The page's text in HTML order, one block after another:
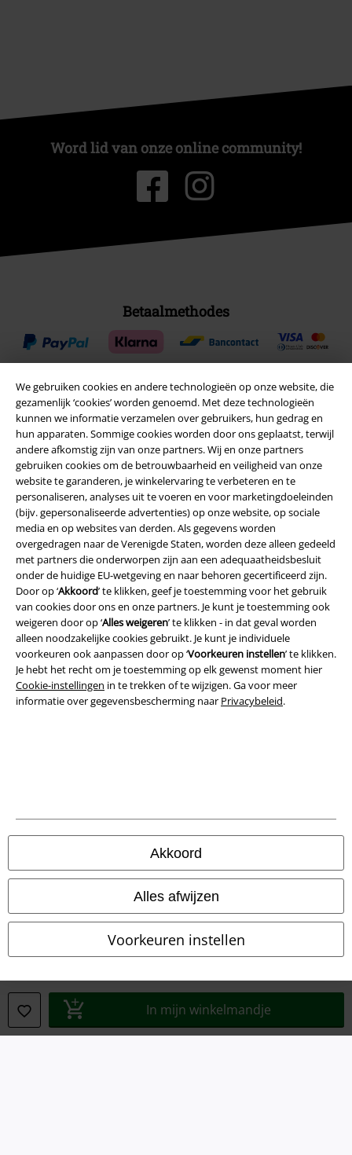
We gebruiken cookies en andere technologieën op onze website, die
gezamenlijk ‘cookies’ worden genoemd. Met deze technologieën
kunnen we informatie verzamelen over gebruikers, hun gedrag en
hun apparaten. Sommige cookies worden door ons geplaatst, terwijl
andere afkomstig zijn van onze partners. Wij en onze partners
gebruiken cookies om de betrouwbaarheid en veiligheid van onze
website te garanderen, je winkelervaring te verbeteren en te
personaliseren, analyses uit te voeren en voor marketingdoeleinden
(bijv. gepersonaliseerde advertenties) op onze website, op sociale
media en op websites van derden. Als gegevens worden
overgedragen naar de Verenigde Staten, worden deze alleen gedeeld
met partners die onderworpen zijn aan een adequaatheidsbesluit
onder de huidige EU-wetgeving en naar behoren gecertificeerd zijn.
Door op ‘Akkoord’ te klikken, geef je toestemming voor het gebruik
van cookies door ons en onze partners. Je kunt je toestemming ook
weigeren door op ‘Alles weigeren’ te klikken - in dat geval worden
alleen noodzakelijke cookies gebruikt. Je kunt je individuele
voorkeuren ook aanpassen door op ‘Voorkeuren instellen’ te klikken.
Je hebt het recht om je toestemming op elk gewenst moment hier
Cookie-instellingen in te trekken of te wijzigen. Ga voor meer
informatie over gegevensbescherming naar Privacybeleid.
Akkoord
Alles afwijzen
Voorkeuren instellen
In mijn winkelmandje
Word lid van onze online community!
Betaalmethodes
Verzending
PostNL Pickup
large app
Download gratis de nieuwe large app en profiteer van alle nieuwe
functies en voordelen!
A Warner Music Group Company
Legal
Algemene Voorwaarden